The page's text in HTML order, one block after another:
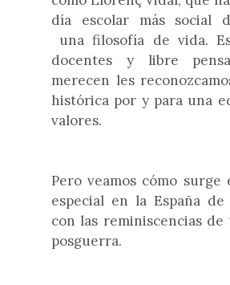
día escolar más social
una filosofía de vida.
docentes y libre
merecen les
histórica por y para una
valores.
Pero veamos cómo surge
especial en la España de
con las reminiscencias
posguerra.